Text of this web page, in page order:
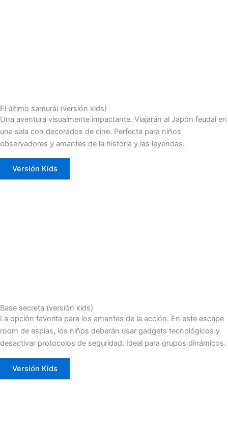
El último samurái (versión kids)
Una aventura visualmente impactante. Viajarán al Japón feudal en
una sala con decorados de cine. Perfecta para niños
observadores y amantes de la historia y las leyendas.
Versión Kids
Base secreta (versión kids)
La opción favorita para los amantes de la acción. En este escape
room de espías, los niños deberán usar gadgets tecnológicos y
desactivar protocolos de seguridad. Ideal para grupos dinámicos.
Versión Kids